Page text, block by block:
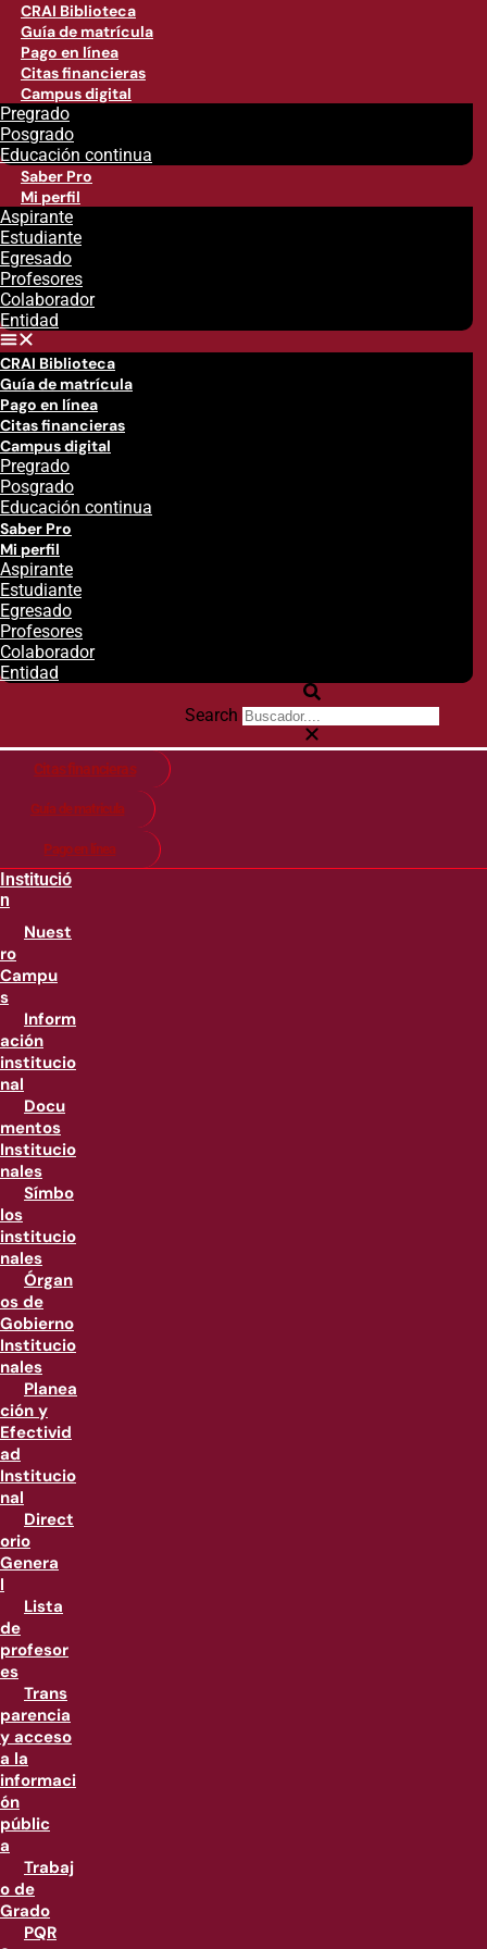
CRAI Biblioteca
Guía de matrícula
Pago en línea
Citas financieras
Campus digital
Pregrado
Posgrado
Educación continua
Saber Pro
Mi perfil
Aspirante
Estudiante
Egresado
Profesores
Colaborador
Entidad
CRAI Biblioteca
Guía de matrícula
Pago en línea
Citas financieras
Campus digital
Pregrado
Posgrado
Educación continua
Saber Pro
Mi perfil
Aspirante
Estudiante
Egresado
Profesores
Colaborador
Entidad
Search
Citas financieras
Guía de matricula
Pago en línea
Institució
n
Nuest
ro
Campu
s
Inform
ación
institucio
nal
Docu
mentos
Institucio
nales
Símbo
los
institucio
nales
Órgan
os de
Gobierno
Institucio
nales
Planea
ción y
Efectivid
ad
Institucio
nal
Direct
orio
Genera
l
Lista
de
profesor
es
Trans
parencia
y acceso
a la
informaci
ón
públic
a
Trabaj
o de
Grado
PQR